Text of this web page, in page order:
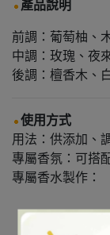
產品說明
前調：葡萄柚、
中調：玫瑰、夜
後調：檀香木、
使用方式
用法：供添加、
專屬香氛：可搭
專屬香水製作：